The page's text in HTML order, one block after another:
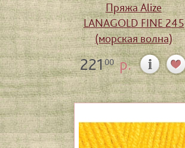
Пряжа Alize
LANAGOLD FINE 245
(морская волна)
22100р.